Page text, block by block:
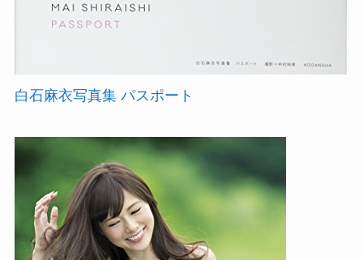
白石麻衣写真集 パスポート